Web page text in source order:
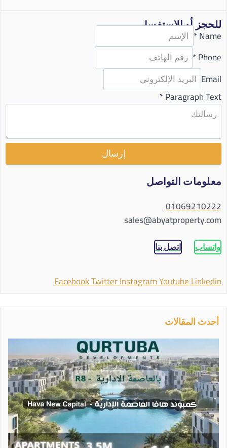
للحجز أو الاستفسار
Name
*
Phone
*
Email
Paragraph Text
*
إرسال
معلومات التواصل
01069210222
sales@abyatproperty.com
واتساب اتصل بنا
FacebookTwitterInstagramYoutubeLinkedin
أحدث المقالات